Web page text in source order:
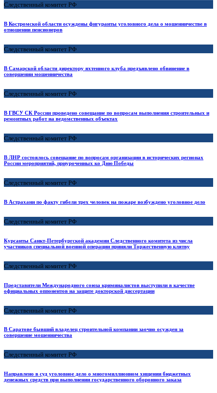
Следственный комитет РФ
В Костромской области осуждены фигуранты уголовного дела о мошенничестве в
отношении пенсионеров
Следственный комитет РФ
В Самарской области директору яхтенного клуба предъявлено обвинение в
совершении мошенничества
Следственный комитет РФ
В ГВСУ СК России проведено совещание по вопросам выполнения строительных и
ремонтных работ на ведомственных объектах
Следственный комитет РФ
В ЛНР состоялось совещание по вопросам организации в исторических регионах
России мероприятий, приуроченных ко Дню Победы
Следственный комитет РФ
В Астрахани по факту гибели трех человек на пожаре возбуждено уголовное дело
Следственный комитет РФ
Курсанты Санкт-Петербургской академии Следственного комитета из числа
участников специальной военной операции приняли Торжественную клятву
Следственный комитет РФ
Представители Международного союза криминалистов выступили в качестве
официальных оппонентов на защите докторской диссертации
Следственный комитет РФ
В Саратове бывший владелец строительной компании заочно осужден за
совершение мошенничества
Следственный комитет РФ
Направлено в суд уголовное дело о многомиллионном хищении бюджетных
денежных средств при выполнении государственного оборонного заказа